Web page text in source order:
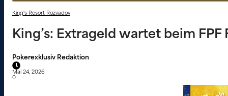
King's Resort Rozvadov
King’s: Extrageld wartet beim
Pokerexklusiv Redaktion
Mai 24, 2026
0